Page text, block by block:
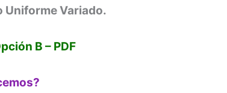
Uniforme Variado.
B – PDF